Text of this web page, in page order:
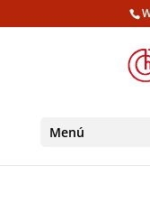
Menú